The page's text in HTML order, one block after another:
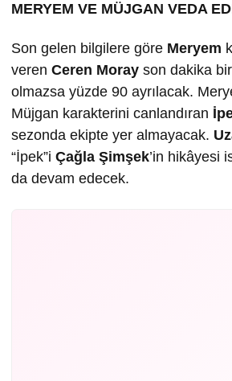
MERYEM VE MÜJGAN VEDA
Son gelen bilgilere göre Meryem
veren Ceren Moray son dakika
olmazsa yüzde 90 ayrılacak.
Müjgan karakterini canlandıran
sezonda ekipte yer almayacak.
“İpek”i Çağla Şimşek’in hikâyesi
da devam edecek.